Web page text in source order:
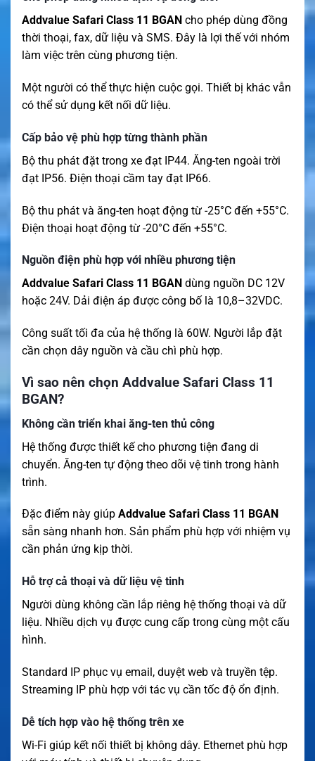
Addvalue Safari Class 11 BGAN cho phép dùng đồng
thời thoại, fax, dữ liệu và SMS. Đây là lợi thế với nhóm
làm việc trên cùng phương tiện.
Một người có thể thực hiện cuộc gọi. Thiết bị khác vẫn
có thể sử dụng kết nối dữ liệu.
Cấp bảo vệ phù hợp từng thành phần
Bộ thu phát đặt trong xe đạt IP44. Ăng-ten ngoài trời
đạt IP56. Điện thoại cầm tay đạt IP66.
Bộ thu phát và ăng-ten hoạt động từ -25°C đến +55°C.
Điện thoại hoạt động từ -20°C đến +55°C.
Nguồn điện phù hợp với nhiều phương tiện
Addvalue Safari Class 11 BGAN dùng nguồn DC 12V
hoặc 24V. Dải điện áp được công bố là 10,8–32VDC.
Công suất tối đa của hệ thống là 60W. Người lắp đặt
cần chọn dây nguồn và cầu chì phù hợp.
Vì sao nên chọn Addvalue Safari Class 11
BGAN?
Không cần triển khai ăng-ten thủ công
Hệ thống được thiết kế cho phương tiện đang di
chuyển. Ăng-ten tự động theo dõi vệ tinh trong hành
trình.
Đặc điểm này giúp Addvalue Safari Class 11 BGAN
sẵn sàng nhanh hơn. Sản phẩm phù hợp với nhiệm vụ
cần phản ứng kịp thời.
Hỗ trợ cả thoại và dữ liệu vệ tinh
Người dùng không cần lắp riêng hệ thống thoại và dữ
liệu. Nhiều dịch vụ được cung cấp trong cùng một cấu
hình.
Standard IP phục vụ email, duyệt web và truyền tệp.
Streaming IP phù hợp với tác vụ cần tốc độ ổn định.
Dễ tích hợp vào hệ thống trên xe
Wi-Fi giúp kết nối thiết bị không dây. Ethernet phù hợp